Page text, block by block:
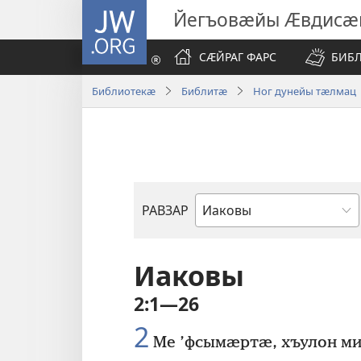
JW.ORG Йегъовӕйы
СӔЙРАГ ФАРС
Библиотекӕ Библитӕ Ног дунейы тӕлмац
РАВЗАР
Библийы
Иаковы
2:1—26
2 Ме ’фсымӕртӕ, хъулон